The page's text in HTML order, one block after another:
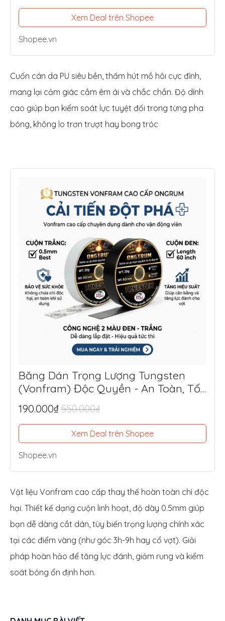
Xem Deal trên Shopee
Shopee.vn
Cuốn cán da PU siêu bền, thấm hút mồ hôi cực đỉnh,
mang lại cảm giác cầm êm ái và chắc chắn. Độ dính
cao giúp bạn kiểm soát lực tuyệt đối trong từng pha
bóng, không lo trơn trượt hay bong tróc
Băng Dán Trọng Lượng Tungsten
(Vonfram) Độc Quyền - An Toàn, Tối
Ưu Lực Đánh, Điểm Ngọt
190.000₫550.000₫
Xem Deal trên Shopee
Shopee.vn
Vật liệu Vonfram cao cấp thay thế hoàn toàn chì độc
hại. Thiết kế dạng cuộn linh hoạt, độ dày 0.5mm giúp
bạn dễ dàng cắt dán, tùy biến trọng lượng chính xác
tại các điểm vàng (như góc 3h-9h hay cổ vợt). Giải
pháp hoàn hảo để tăng lực đánh, giảm rung và kiểm
soát bóng ổn định hơn.